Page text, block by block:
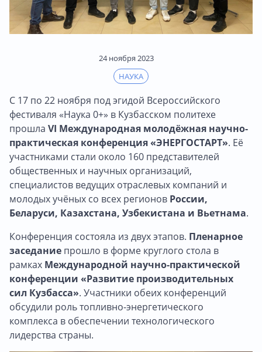
24 ноября 2023
НАУКА
С 17 по 22 ноября под эгидой Всероссийского
фестиваля «Наука 0+» в Кузбасском политехе
прошла VI Международная молодёжная научно-
практическая конференция «ЭНЕРГОСТАРТ». Её
участниками стали около 160 представителей
общественных и научных организаций,
специалистов ведущих отраслевых компаний и
молодых учёных со всех регионов России,
Беларуси, Казахстана, Узбекистана и Вьетнама.
Конференция состояла из двух этапов. Пленарное
заседание прошло в форме круглого стола в
рамках Международной научно-практической
конференции «Развитие производительных
сил Кузбасса». Участники обеих конференций
обсудили роль топливно-энергетического
комплекса в обеспечении технологического
лидерства страны.